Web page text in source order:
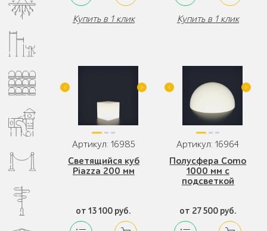
Купить в 1 клик Купить в 1 клик
Артикул: 16985
Светящийся куб
Piazza 200 мм
от 13 100 руб.
Артикул: 16964
Полусфера Como
1000 мм с
подсветкой
от 27 500 руб.